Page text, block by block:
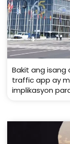
Bakit ang isang
traffic app ay
implikasyon